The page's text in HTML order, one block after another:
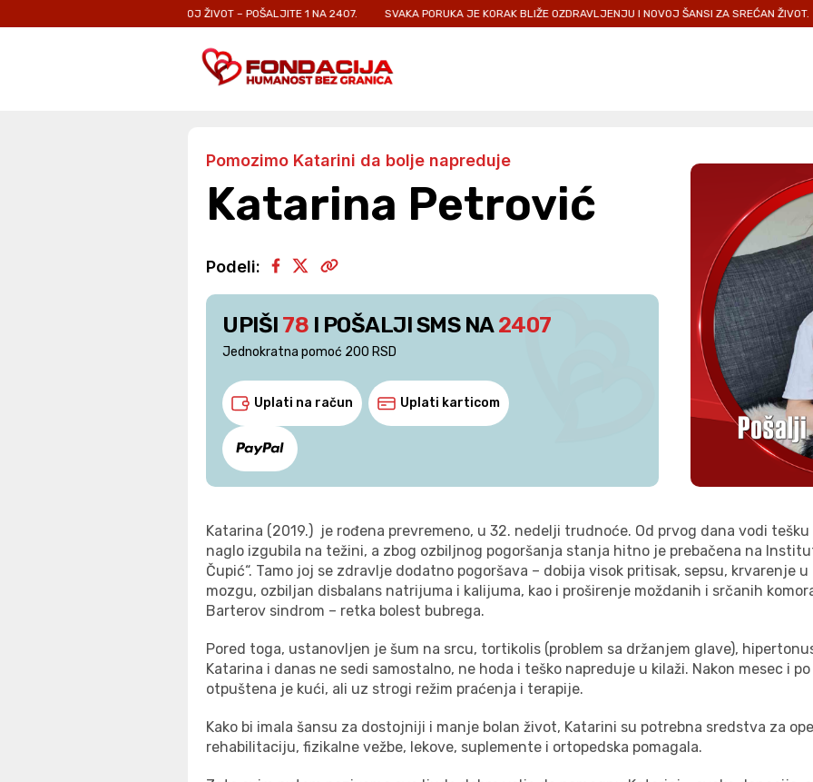
KOJI SE BORE ZA SVOJ ŽIVOT – POŠALJITE 1 NA 2407. SVAKA PORUKA JE KORAK BLIŽE OZDRAVLJENJU I NOVOJ ŠANSI ZA SREĆAN ŽIVOT.
Pomozimo Katarini da bolje napreduje
Katarina Petrović
Podeli:
UPIŠI 78 I POŠALJI SMS NA2407
Jednokratna pomoć 200 RSD
Uplati na račun Uplati karticom
Katarina (2019.) je rođena prevremeno, u 32. nedelji trudnoće. Od prvog dana vodi
naglo izgubila na težini, a zbog ozbiljnog pogoršanja stanja hitno je prebačena na
Čupić“. Tamo joj se zdravlje dodatno pogoršava – dobija visok pritisak, sepsu, krvarenje
mozgu, ozbiljan disbalans natrijuma i kalijuma, kao i proširenje moždanih i srčanih
Barterov sindrom – retka bolest bubrega.
Pored toga, ustanovljen je šum na srcu, tortikolis (problem sa držanjem glave),
Katarina i danas ne sedi samostalno, ne hoda i teško napreduje u kilaži. Nakon mesec i
otpuštena je kući, ali uz strogi režim praćenja i terapije.
Kako bi imala šansu za dostojniji i manje bolan život, Katarini su potrebna sredstva za
rehabilitaciju, fizikalne vežbe, lekove, suplemente i ortopedska pomagala.